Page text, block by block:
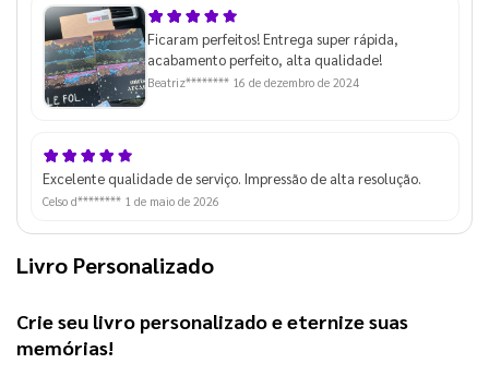
Ficaram perfeitos! Entrega super rápida,
acabamento perfeito, alta qualidade!
Beatriz******** 16 de dezembro de 2024
Excelente qualidade de serviço. Impressão de alta resolução.
Celso d******** 1 de maio de 2026
Livro Personalizado
Crie seu livro personalizado e eternize suas
memórias!